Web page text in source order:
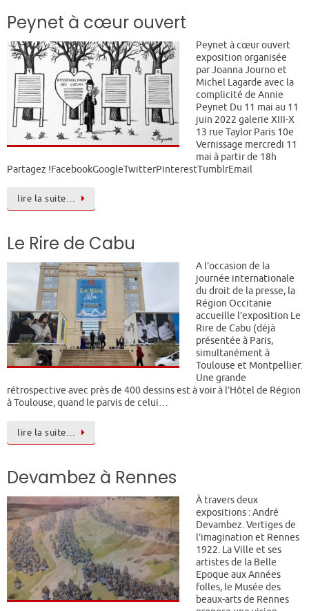
Peynet à cœur ouvert
Peynet à cœur ouvert
exposition organisée
par Joanna Journo et
Michel Lagarde avec la
complicité de Annie
Peynet Du 11 mai au 11
juin 2022 galerie XIII-X
13 rue Taylor Paris 10e
Vernissage mercredi 11
mai à partir de 18h
Partagez !FacebookGoogleTwitterPinterestTumblrEmail
lire la suite…
Le Rire de Cabu
A l’occasion de la
journée internationale
du droit de la presse, la
Région Occitanie
accueille l’exposition Le
Rire de Cabu (déjà
présentée à Paris,
simultanément à
Toulouse et Montpellier.
Une grande
rétrospective avec près de 400 dessins est à voir à l’Hôtel de Région
à Toulouse, quand le parvis de celui…
lire la suite…
Devambez à Rennes
À travers deux
expositions : André
Devambez. Vertiges de
l’imagination et Rennes
1922. La Ville et ses
artistes de la Belle
Epoque aux Années
folles, le Musée des
beaux-arts de Rennes